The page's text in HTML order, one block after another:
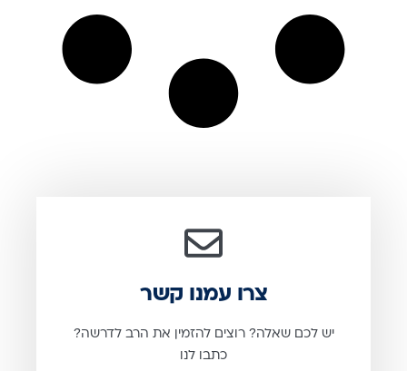
צרו עמנו קשר
יש לכם שאלה? רוצים להזמין את הרב לדרשה?
כתבו לנו